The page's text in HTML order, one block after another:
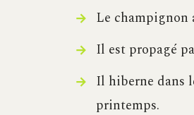
Le champignon
Il est propagé
Il hiberne dans
printemps.